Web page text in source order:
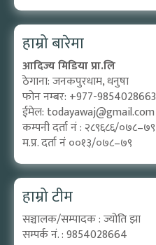
हाम्रो बारेमा
आदिज्य मिडिया प्रा.लि
ठेगाना: जनकपुरधाम, धनुषा
फोन नम्बर: +977-9854028663
ईमेल: todayawaj@gmail.com
कम्पनी दर्ता नं : २८९६८६/०७८–७९
म.प्र. दर्ता नं ००१३/०७८–७९
हाम्रो टीम
सञ्चालक/सम्पादक : ज्योति झा
सम्पर्क नं. : 9854028664